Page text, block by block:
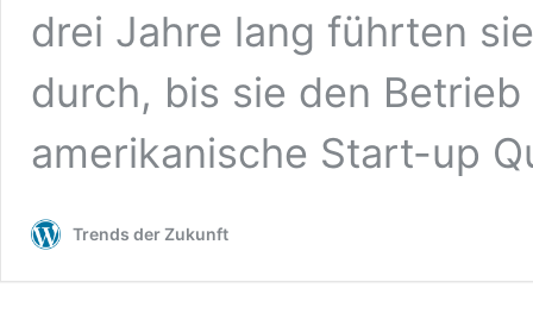
drei Jahre lang führten
durch, bis sie den
amerikanische Start-up
Trends der Zukunft